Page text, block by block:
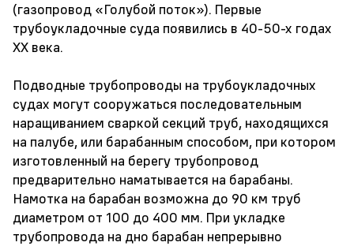
(газопровод «Голубой поток»). Первые
трубоукладочные суда появились в 40-50-х годах
XX века.
Подводные трубопроводы на трубоукладочных
судах могут сооружаться последовательным
наращиванием сваркой секций труб, находящихся
на палубе, или барабанным способом, при котором
изготовленный на берегу трубопровод
предварительно наматывается на барабаны.
Намотка на барабан возможна до 90 км труб
диаметром от 100 до 400 мм. При укладке
трубопровода на дно барабан непрерывно